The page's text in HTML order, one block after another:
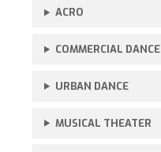
ACRO
COMMERCIAL DANCE
URBAN DANCE
MUSICAL THEATER